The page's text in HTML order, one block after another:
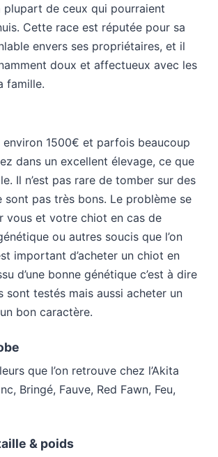
plupart de ceux qui pourraient
Cette race est réputée pour sa
envers ses propriétaires, et il
doux et affectueux avec les
famille.
1500€ et parfois beaucoup
dans un excellent élevage, ce que
Il n’est pas rare de tomber sur des
sont pas très bons. Le problème se
vous et votre chiot en cas de
ou autres soucis que l’on
important d’acheter un chiot en
d’une bonne génétique c’est à dire
sont testés mais aussi acheter un
bon caractère.
que l’on retrouve chez l’Akita
Bringé, Fauve, Red Fawn, Feu,
& poids